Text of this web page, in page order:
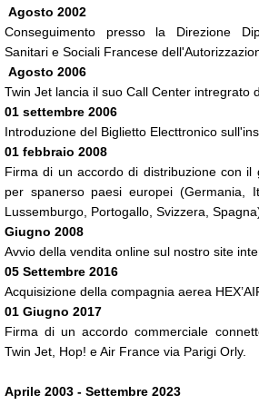
Agosto 2002
Conseguimento presso la Direzione
Sanitari e Sociali Francese
Agosto 2006
Twin Jet lancia il suo Call Center intregrato
01 settembre 2006
Introduzione del Biglietto Electtronico
01 febbraio 2008
Firma di un accordo di distribuzione con il
per spanerso paesi europei (Germania,
Lussemburgo, Portogallo, Svizzera,
Giugno 2008
Avvio della vendita online sul nostro site
05 Settembre 2016
Acquisizione della compagnia aerea
01 Giugno 2017
Firma di un accordo commerciale
Twin Jet, Hop! e Air France via Parigi Orly.
Aprile 2003 - Settembre 2023